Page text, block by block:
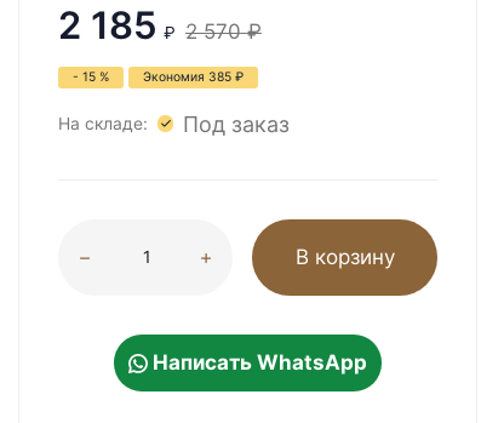
2 185 ₽ 2 570 ₽
- 15 % Экономия 385 ₽
На складе: Под заказ
В корзину
Написать WhatsApp